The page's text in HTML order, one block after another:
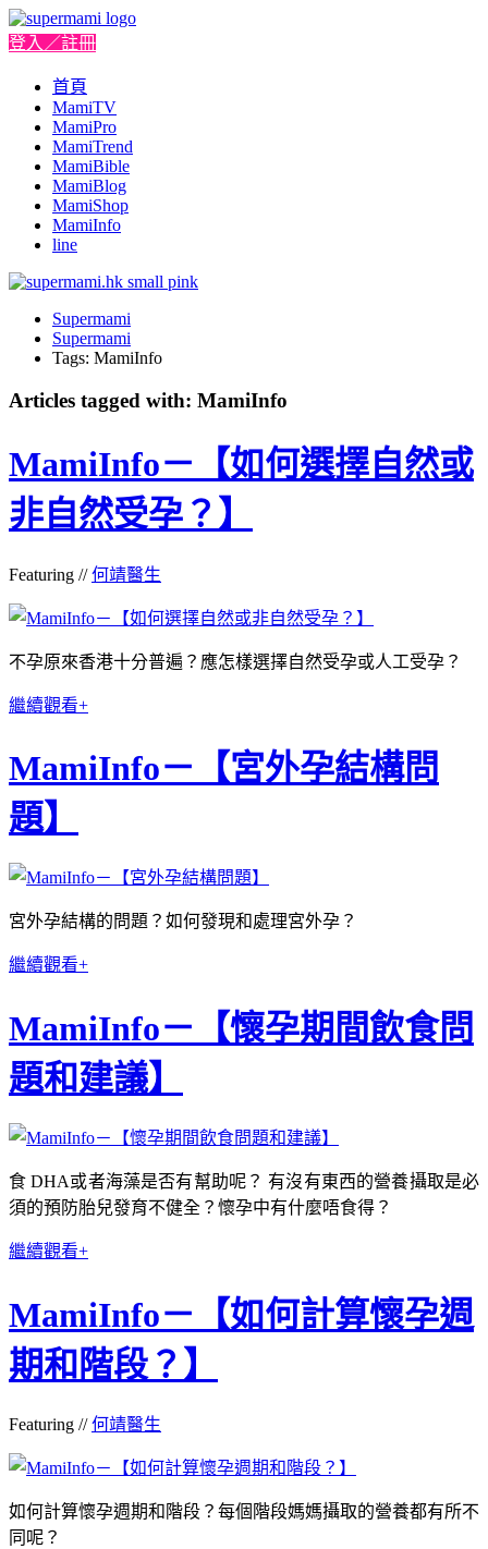
登入／註冊
首頁
MamiTV
MamiPro
MamiTrend
MamiBible
MamiBlog
MamiShop
MamiInfo
line
Supermami
Supermami
Tags: MamiInfo
Articles tagged with: MamiInfo
MamiInfo－【如何選擇自然或
非自然受孕？】
Featuring //何靖醫生
不孕原來香港十分普遍？應怎樣選擇自然受孕或人工受孕？
繼續觀看+
MamiInfo－【宮外孕結構問
題】
宮外孕結構的問題？如何發現和處理宮外孕？
繼續觀看+
MamiInfo－【懷孕期間飲食問
題和建議】
食 DHA或者海藻是否有幫助呢？ 有沒有東西的營養攝取是必
須的預防胎兒發育不健全？懷孕中有什麼唔食得？
繼續觀看+
MamiInfo－【如何計算懷孕週
期和階段？】
Featuring //何靖醫生
如何計算懷孕週期和階段？每個階段媽媽攝取的營養都有所不
同呢？